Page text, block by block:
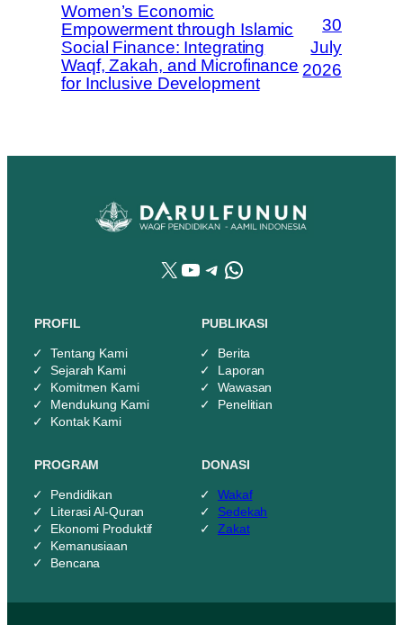
Women’s Economic
Empowerment through Islamic
Social Finance: Integrating
Waqf, Zakah, and Microfinance
for Inclusive Development
30
July
2026
X YouTube Telegram WhatsApp
PROFIL
Tentang Kami
Sejarah Kami
Komitmen Kami
Mendukung Kami
Kontak Kami
PUBLIKASI
Berita
Laporan
Wawasan
Penelitian
PROGRAM
Pendidikan
Literasi Al-Quran
Ekonomi Produktif
Kemanusiaan
Bencana
DONASI
Wakaf
Sedekah
Zakat